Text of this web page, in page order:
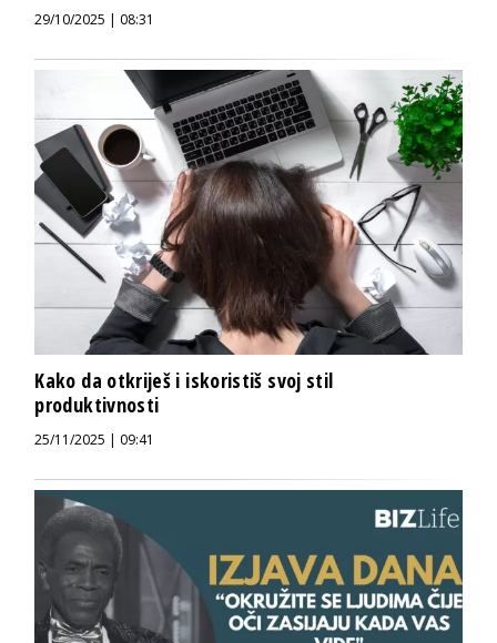
29/10/2025 | 08:31
Kako da otkriješ i iskoristiš svoj stil
produktivnosti
25/11/2025 | 09:41